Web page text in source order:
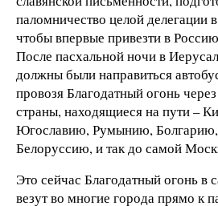
паломничество целой делегации
чтобы впервые привезти в
После пасхальной ночи в
должны были направиться
провозя Благодатный огонь
страны, находящиеся на пути –
Югославию, Румынию,
Белоруссию, и так до самой
Это сейчас Благодатный огонь в
везут во многие города прямо к